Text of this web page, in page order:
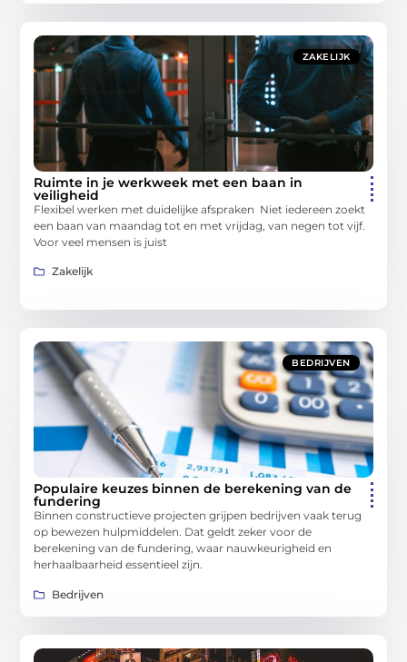
ZAKELIJK
Ruimte in je werkweek met een baan in
veiligheid
Flexibel werken met duidelijke afspraken Niet iedereen zoekt
een baan van maandag tot en met vrijdag, van negen tot vijf.
Voor veel mensen is juist
Zakelijk
BEDRIJVEN
Populaire keuzes binnen de berekening van de
fundering
Binnen constructieve projecten grijpen bedrijven vaak terug
op bewezen hulpmiddelen. Dat geldt zeker voor de
berekening van de fundering, waar nauwkeurigheid en
herhaalbaarheid essentieel zijn.
Bedrijven